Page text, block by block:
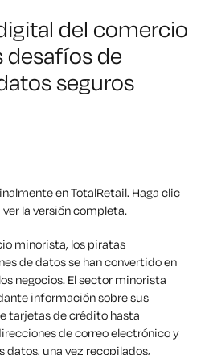
del comercio
desafíos de
seguros
en TotalRetail. Haga clic
la versión completa.
minorista, los piratas
de datos se han convertido en
negocios. El sector minorista
información sobre sus
tarjetas de crédito hasta
de correo electrónico y
datos, una vez recopilados,